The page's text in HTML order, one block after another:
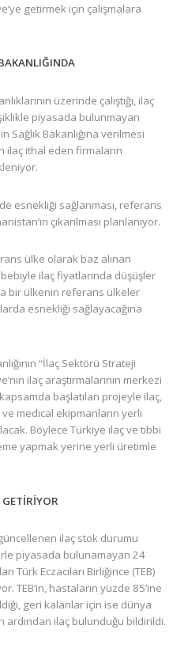
getirmek için çalışmalara
üzerinde çalıştığı, ilaç
piyasada bulunmayan
Sağlık Bakanlığına verilmesi
ilaç ithal eden firmaların
esnekliği sağlanması, referans
çıkarılması planlanıyor.
ülke olarak baz alınan
ilaç fiyatlarında düşüşler
bir ülkenin referans ülkeler
esnekliği sağlayacağına
“İlaç Sektörü Strateji
ilaç araştırmalarının merkezi
başlatılan projeyle ilaç,
ve medical ekipmanların yerli
Böylece Türkiye ilaç ve tıbbi
yapmak yerine yerli üretimle
ilaç stok durumu
piyasada bulunamayan 24
Türk Eczacıları Birliğince (TEB)
TEB’in, hastaların yüzde 85’ine
geri kalanlar için ise dünya
ardından ilaç bulunduğu bildirildi.